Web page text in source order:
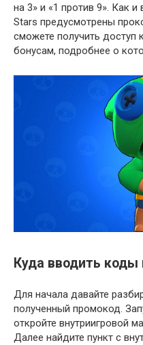
на 3» и «1 против 9». Как и
Stars предусмотрены
сможете получить доступ
бонусам, подробнее о
Куда вводить коды
Для начала давайте
полученный промокод.
откройте внутриигровой
Далее найдите пункт с